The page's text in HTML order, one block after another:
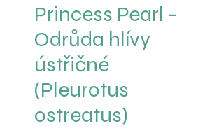
Princess Pearl -
Odrůda hlívy
ústřičné
(Pleurotus
ostreatus)